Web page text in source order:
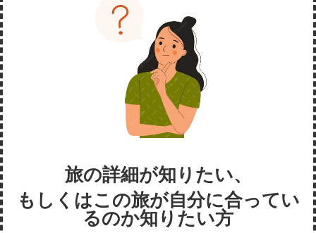
旅の詳細が知りたい、
もしくはこの旅が自分に合ってい
るのか知りたい方